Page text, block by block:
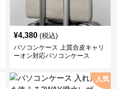
¥4,380 (税込)
パソコンケース 上質合皮キャリ
ーオン対応パソコンケース
人気